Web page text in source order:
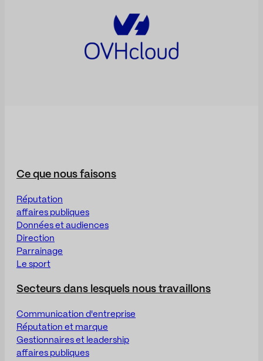
Ce que nous faisons
Réputation
affaires publiques
Données et audiences
Direction
Parrainage
Le sport
Secteurs dans lesquels nous travaillons
Communication d'entreprise
Réputation et marque
Gestionnaires et leadership
affaires publiques